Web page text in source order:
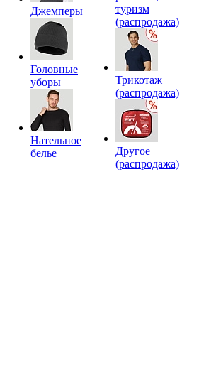
Джемперы
Головные
уборы
Нательное
белье
туризм
(распродажа)
Трикотаж
(распродажа)
Другое
(распродажа)